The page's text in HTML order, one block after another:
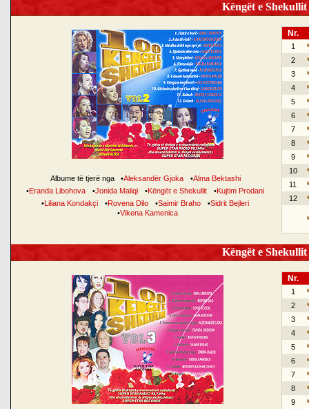
Këngët e
Albume të tjerë nga •Aleksandër Gjoka •Alma Bektashi
•Eranda Libohova •Jonida Maliqi •Këngët e Shekullit •Kujtim Prodani
•Liliana Kondakçi •Rovena Dilo •Saimir Braho •Sidrit Bejleri
•Vikena Kamenica
Nr.
1
2
3
4
5
6
7
8
9
10
11
12
Këngët e
Nr.
1
2
3
4
5
6
7
8
9